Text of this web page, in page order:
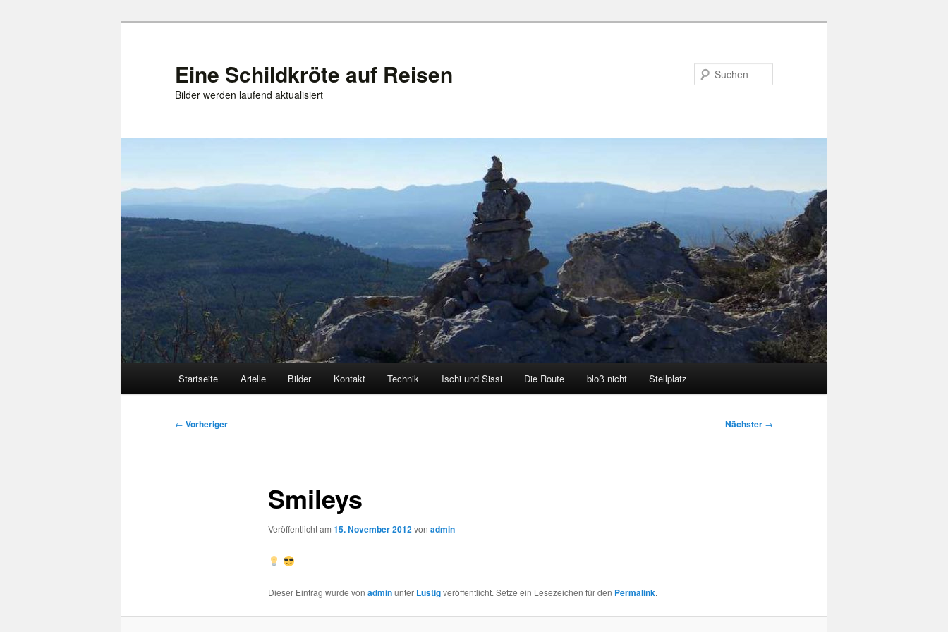
Eine Schildkröte auf Reisen
Bilder werden laufend aktualisiert
Startseite Arielle Bilder Kontakt Technik Ischi und Sissi Die Route bloß nicht Stellplatz
Beitragsnavigation
← Vorheriger Nächster →
Smileys
Veröffentlicht am 15. November 2012von admin
Dieser Eintrag wurde von adminunter Lustigveröffentlicht. Setze ein Lesezeichen für den Permalink.